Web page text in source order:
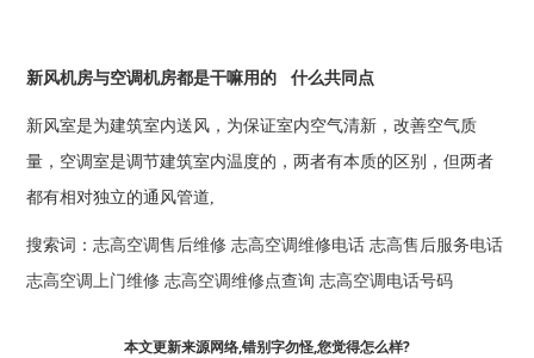
新风机房与空调机房都是干嘛用的 什么共同点
新风室是为建筑室内送风，为保证室内空气清新，改善空气质
量，空调室是调节建筑室内温度的，两者有本质的区别，但两者
都有相对独立的通风管道,
搜索词：志高空调售后维修 志高空调维修电话 志高售后服务电话
志高空调上门维修 志高空调维修点查询 志高空调电话号码
本文更新来源网络,错别字勿怪,您觉得怎么样?